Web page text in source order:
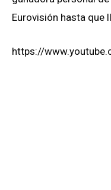
Eurovisión hasta que
https://